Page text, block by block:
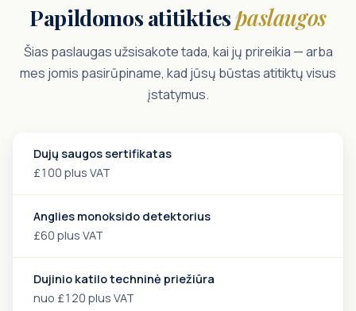
Papildomos atitiktiespaslaugos
Šias paslaugas užsisakote tada, kai jų prireikia — arba
mes jomis pasirūpiname, kad jūsų būstas atitiktų visus
įstatymus.
Dujų saugos sertifikatas
£100 plus VAT
Anglies monoksido detektorius
£60 plus VAT
Dujinio katilo techninė priežiūra
nuo £120 plus VAT